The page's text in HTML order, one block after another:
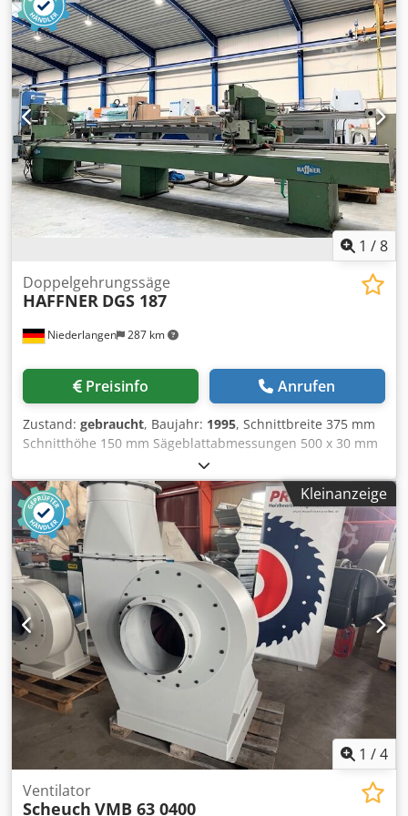
44143 Dortmund - Wambel / Germany
Kompressoren von Atlas Copco, Kaeser und Mahle
1 /8
Niederlangen 287 km
Doppelgehrungssäge
HAFFNER DGS 187
Preisinfo Anrufen
Zustand: gebraucht, Baujahr: 1995, Schnittbreite 375 mm
Schnitthöhe 150 mm Sägeblattabmessungen 500 x 30 mm
Motorleistung 2 x 3 kW Schnittlänge 5100 mm Drehzahlen
2800 U/min Luftdruck 6 bar Maschinengewicht ca, 700 kg
Raumbedarf ca. 6100 x 1450 x 1450 mm *
Profilauflageplatte aus Stahl * Stabile Gußkonstruktion des
Sägeaggregates * Großer Schnittbereich, es können 2
Profile gleichzeitig gesägt werden * Leichte Verstellung des
beweglichen Aggregats durch Rollenführung * Doppelte
Lagerung der Schwenkeinrichtung * Gefahrloses Spannen
durch Zweidrucksystem * Doppelte Führung für den
Sägevorschub * Hydropneumatischer Sägevorschub
Chjdpfxetv Rgrj Aayja * Korrekturskala für Außenmaße *
Linkes Sägeaggregat fest * Schwenkbereich 45°-90° * Inkl.
Absaugung (ohne Verrohrung) ALKO Mobil-Jet 100 Baujahr
2002
Kleinanzeige
1 /4
Ventilator
Scheuch VMB 63 0400